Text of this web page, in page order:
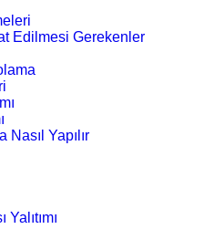
Edilmesi Gerekenler
Nasıl Yapılır